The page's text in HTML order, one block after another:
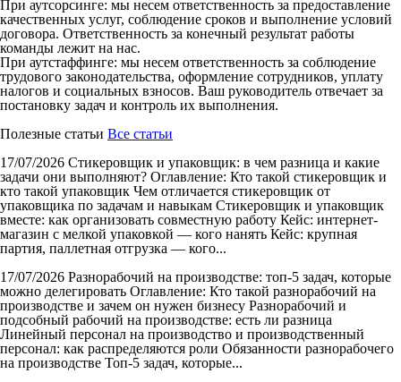
При аутсорсинге: мы несем ответственность за предоставление
качественных услуг, соблюдение сроков и выполнение условий
договора. Ответственность за конечный результат работы
команды лежит на нас.
При аутстаффинге: мы несем ответственность за соблюдение
трудового законодательства, оформление сотрудников, уплату
налогов и социальных взносов. Ваш руководитель отвечает за
постановку задач и контроль их выполнения.
Полезные статьи Все статьи
17/07/2026 Стикеровщик и упаковщик: в чем разница и какие
задачи они выполняют? Оглавление: Кто такой стикеровщик и
кто такой упаковщик Чем отличается стикеровщик от
упаковщика по задачам и навыкам Стикеровщик и упаковщик
вместе: как организовать совместную работу Кейс: интернет-
магазин с мелкой упаковкой — кого нанять Кейс: крупная
партия, паллетная отгрузка — кого...
17/07/2026 Разнорабочий на производстве: топ-5 задач, которые
можно делегировать Оглавление: Кто такой разнорабочий на
производстве и зачем он нужен бизнесу Разнорабочий и
подсобный рабочий на производстве: есть ли разница
Линейный персонал на производство и производственный
персонал: как распределяются роли Обязанности разнорабочего
на производстве Топ-5 задач, которые...